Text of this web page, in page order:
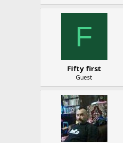
F
Fifty first
Guest